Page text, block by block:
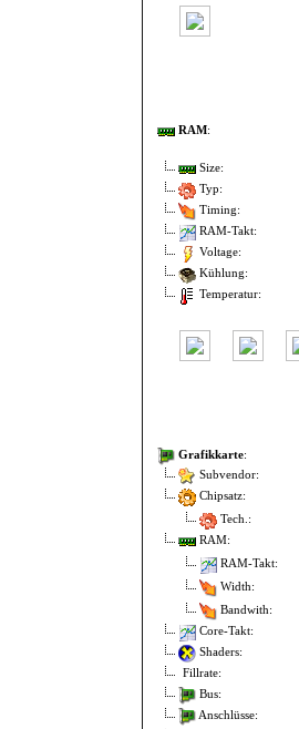
RAM:
Size:
Typ:
Timing:
RAM-Takt:
Voltage:
Kühlung:
Temperatur:
Grafikkarte:
Subvendor:
Chipsatz:
Tech.:
RAM:
RAM-Takt:
Width:
Bandwith:
Core-Takt:
Shaders:
Fillrate:
Bus:
Anschlüsse: